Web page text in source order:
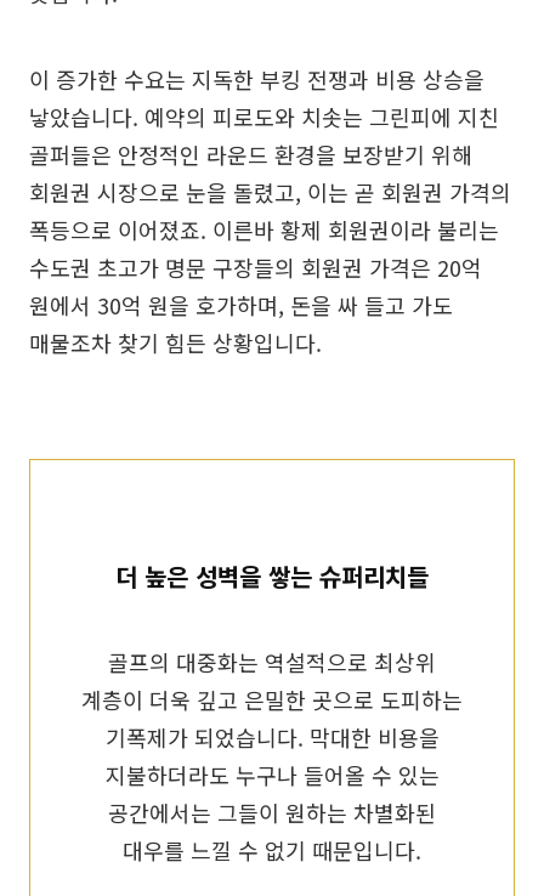
이 증가한 수요는 지독한 부킹 전쟁과 비용 상승을
낳았습니다. 예약의 피로도와 치솟는 그린피에 지친
골퍼들은 안정적인 라운드 환경을 보장받기 위해
회원권 시장으로 눈을 돌렸고, 이는 곧 회원권 가격의
폭등으로 이어졌죠. 이른바 황제 회원권이라 불리는
수도권 초고가 명문 구장들의 회원권 가격은 20억
원에서 30억 원을 호가하며, 돈을 싸 들고 가도
매물조차 찾기 힘든 상황입니다.
더 높은 성벽을 쌓는 슈퍼리치들
골프의 대중화는 역설적으로 최상위
계층이 더욱 깊고 은밀한 곳으로 도피하는
기폭제가 되었습니다. 막대한 비용을
지불하더라도 누구나 들어올 수 있는
공간에서는 그들이 원하는 차별화된
대우를 느낄 수 없기 때문입니다.